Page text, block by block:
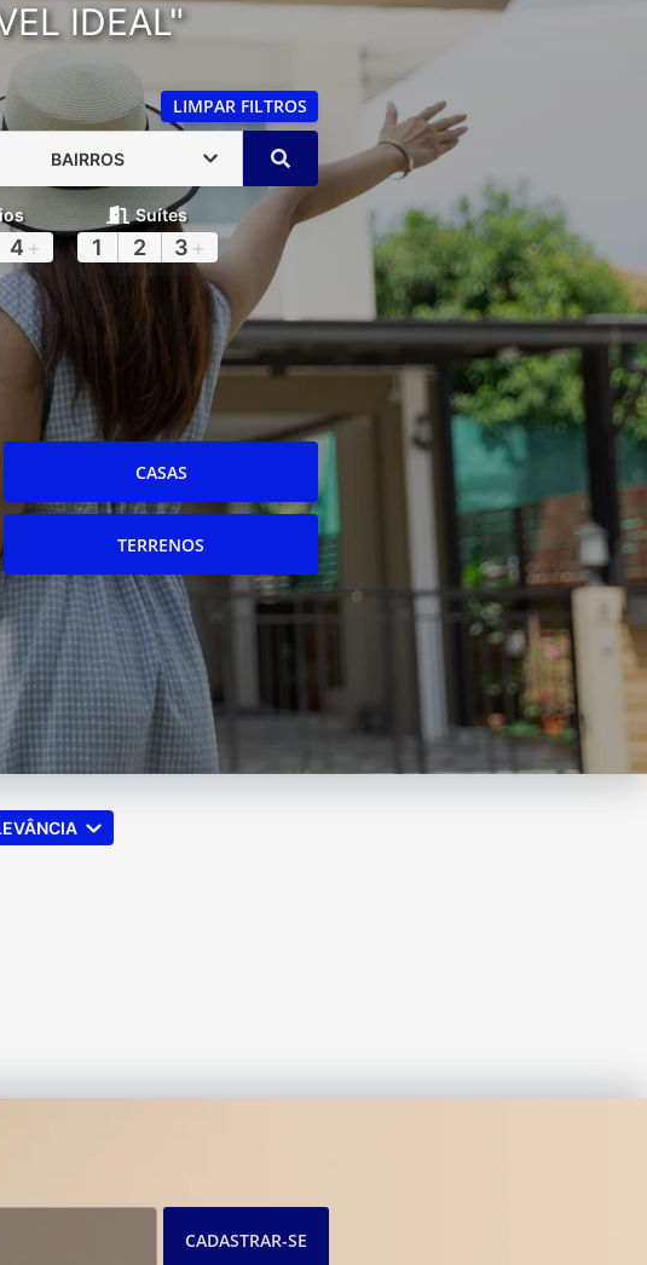
IDEAL"
LIMPAR FILTROS
BAIRROS
4 +
Suítes
1 2 3 +
CASAS
TERRENOS
CADASTRAR-SE